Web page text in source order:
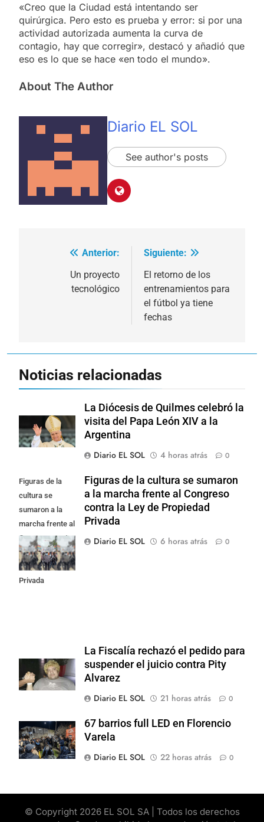
«Creo que la Ciudad está intentando ser
quirúrgica. Pero esto es prueba y error: si por una
actividad autorizada aumenta la curva de
contagio, hay que corregir», destacó y añadió que
eso es lo que se hace «en todo el mundo».
About The Author
Diario EL SOL
See author's posts
Navegación
Anterior:
Un proyecto
tecnológico
Siguiente:
El retorno de los
entrenamientos para
el fútbol ya tiene
fechas
Noticias relacionadas
La Diócesis de Quilmes celebró la
visita del Papa León XIV a la
Argentina
Diario EL SOL
4 horas atrás 0
Figuras de la
cultura se
sumaron a la
marcha frente al
Congreso contra
la Ley de
Propiedad
Privada
Figuras de la cultura se sumaron
a la marcha frente al Congreso
contra la Ley de Propiedad
Privada
Diario EL SOL
6 horas atrás 0
La Fiscalía rechazó el pedido para
suspender el juicio contra Pity
Alvarez
Diario EL SOL
21 horas atrás 0
67 barrios full LED en Florencio
Varela
Diario EL SOL
22 horas atrás 0
© Copyright 2026 EL SOL SA | Todos los derechos